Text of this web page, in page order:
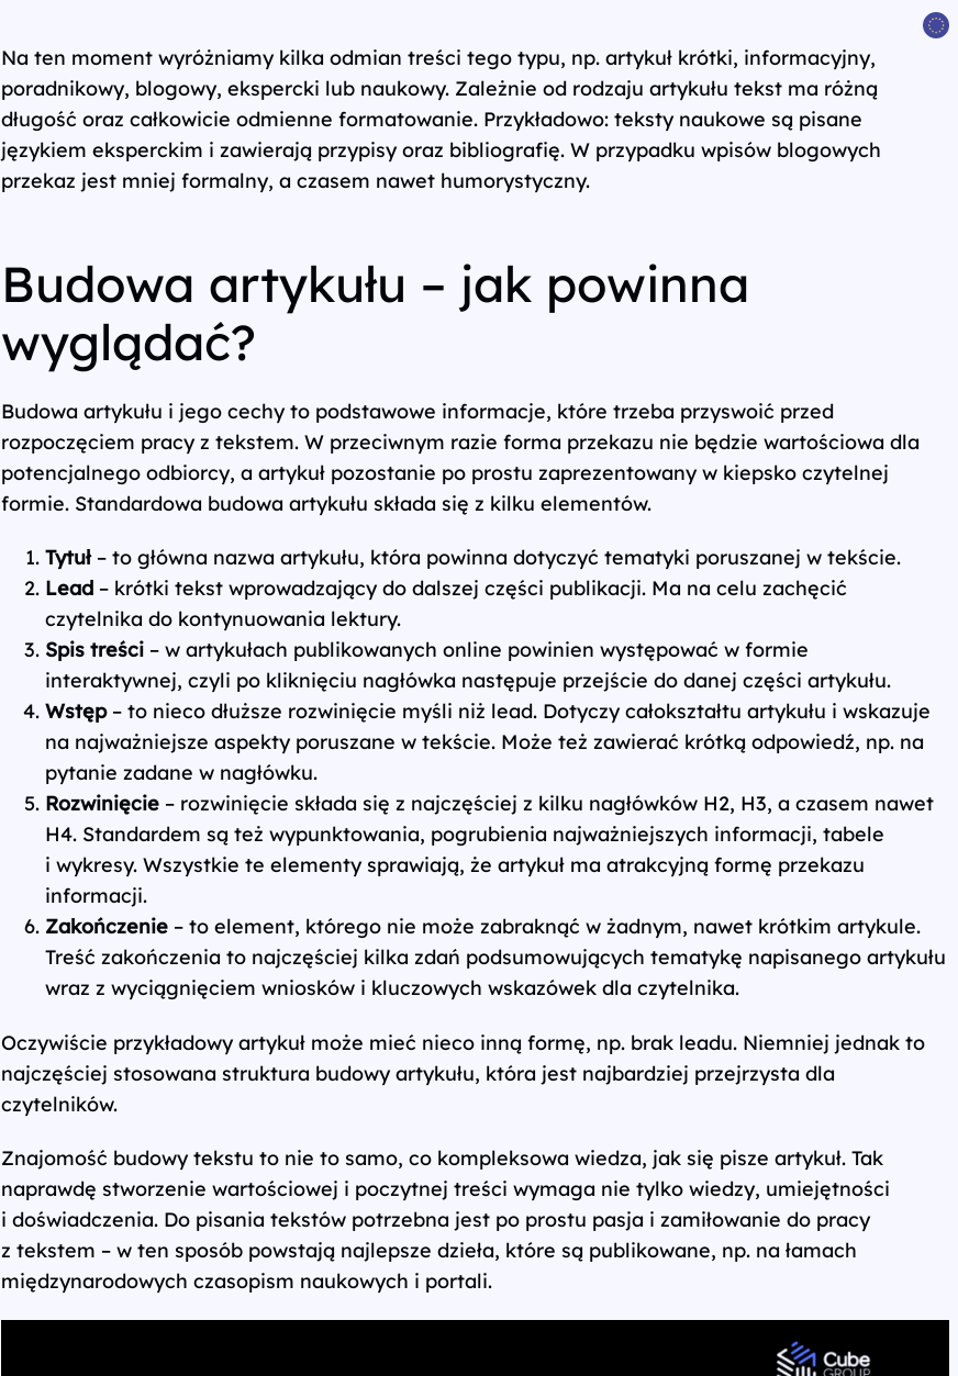
Na ten moment wyróżniamy kilka odmian treści tego typu, np. artykuł krótki, informacyjny,
poradnikowy, blogowy, ekspercki lub naukowy. Zależnie od rodzaju artykułu tekst ma różną
długość oraz całkowicie odmienne formatowanie. Przykładowo: teksty naukowe są pisane
językiem eksperckim i zawierają przypisy oraz bibliografię. W przypadku wpisów blogowych
przekaz jest mniej formalny, a czasem nawet humorystyczny.
Budowa artykułu – jak powinna
wyglądać?
Budowa artykułu i jego cechy to podstawowe informacje, które trzeba przyswoić przed
rozpoczęciem pracy z tekstem. W przeciwnym razie forma przekazu nie będzie wartościowa dla
potencjalnego odbiorcy, a artykuł pozostanie po prostu zaprezentowany w kiepsko czytelnej
formie. Standardowa budowa artykułu składa się z kilku elementów.
Tytuł – to główna nazwa artykułu, która powinna dotyczyć tematyki poruszanej w tekście.
Lead – krótki tekst wprowadzający do dalszej części publikacji. Ma na celu zachęcić
czytelnika do kontynuowania lektury.
Spis treści– w artykułach publikowanych online powinien występować w formie
interaktywnej, czyli po kliknięciu nagłówka następuje przejście do danej części artykułu.
Wstęp – to nieco dłuższe rozwinięcie myśli niż lead. Dotyczy całokształtu artykułu i wskazuje
na najważniejsze aspekty poruszane w tekście. Może też zawierać krótką odpowiedź, np. na
pytanie zadane w nagłówku.
Rozwinięcie – rozwinięcie składa się z najczęściej z kilku nagłówków H2, H3, a czasem nawet
H4. Standardem są też wypunktowania, pogrubienia najważniejszych informacji, tabele
i wykresy. Wszystkie te elementy sprawiają, że artykuł ma atrakcyjną formę przekazu
informacji.
Zakończenie – to element, którego nie może zabraknąć w żadnym, nawet krótkim artykule.
Treść zakończenia to najczęściej kilka zdań podsumowujących tematykę napisanego artykułu
wraz z wyciągnięciem wniosków i kluczowych wskazówek dla czytelnika.
Oczywiście przykładowy artykuł może mieć nieco inną formę, np. brak leadu. Niemniej jednak to
najczęściej stosowana struktura budowy artykułu, która jest najbardziej przejrzysta dla
czytelników.
Znajomość budowy tekstu to nie to samo, co kompleksowa wiedza, jak się pisze artykuł. Tak
naprawdę stworzenie wartościowej i poczytnej treści wymaga nie tylko wiedzy, umiejętności
i doświadczenia. Do pisania tekstów potrzebna jest po prostu pasja i zamiłowanie do pracy
z tekstem – w ten sposób powstają najlepsze dzieła, które są publikowane, np. na łamach
międzynarodowych czasopism naukowych i portali.